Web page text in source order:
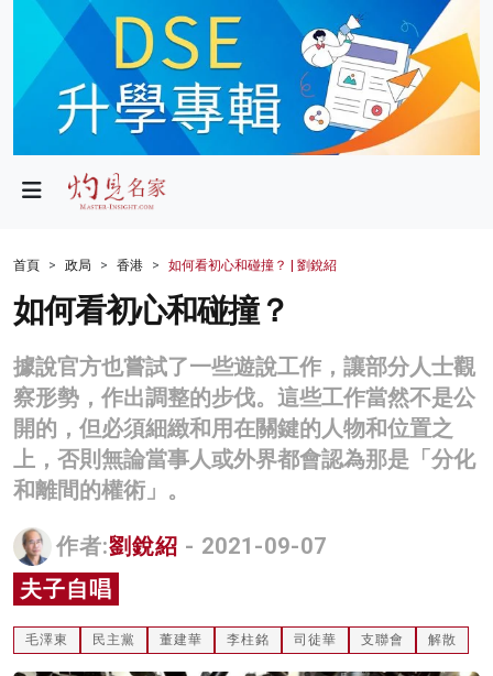
政局
財經
生活
商業
科技
影片
名家榜
灼見活動
首頁 政局 香港 如何看初心和碰撞？ | 劉銳紹
如何看初心和碰撞？
據說官方也嘗試了一些遊說工作，讓部分人士觀
察形勢，作出調整的步伐。這些工作當然不是公
開的，但必須細緻和用在關鍵的人物和位置之
上，否則無論當事人或外界都會認為那是「分化
和離間的權術」。
作者:劉銳紹 - 2021-09-07
夫子自唱
毛澤東 民主黨 董建華 李柱銘 司徒華 支聯會 解散